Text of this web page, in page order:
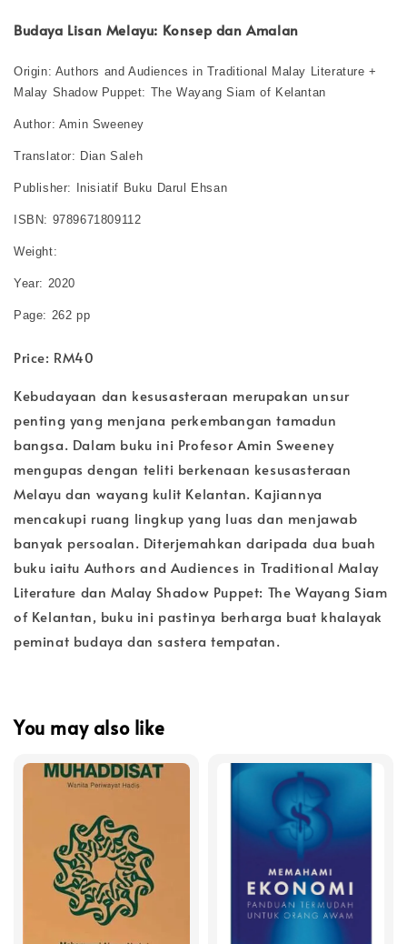
Budaya Lisan Melayu: Konsep dan Amalan
Origin: Authors and Audiences in Traditional Malay Literature +
Malay Shadow Puppet: The Wayang Siam of Kelantan
Author: Amin Sweeney
Translator: Dian Saleh
Publisher: Inisiatif Buku Darul Ehsan
ISBN: 9789671809112
Weight:
Year: 2020
Page: 262 pp
Price: RM40
Kebudayaan dan kesusasteraan merupakan unsur
penting yang menjana perkembangan tamadun
bangsa. Dalam buku ini Profesor Amin Sweeney
mengupas dengan teliti berkenaan kesusasteraan
Melayu dan wayang kulit Kelantan. Kajiannya
mencakupi ruang lingkup yang luas dan menjawab
banyak persoalan. Diterjemahkan daripada dua buah
buku iaitu Authors and Audiences in Traditional Malay
Literature dan Malay Shadow Puppet: The Wayang Siam
of Kelantan, buku ini pastinya berharga buat khalayak
peminat budaya dan sastera tempatan.
You may also like